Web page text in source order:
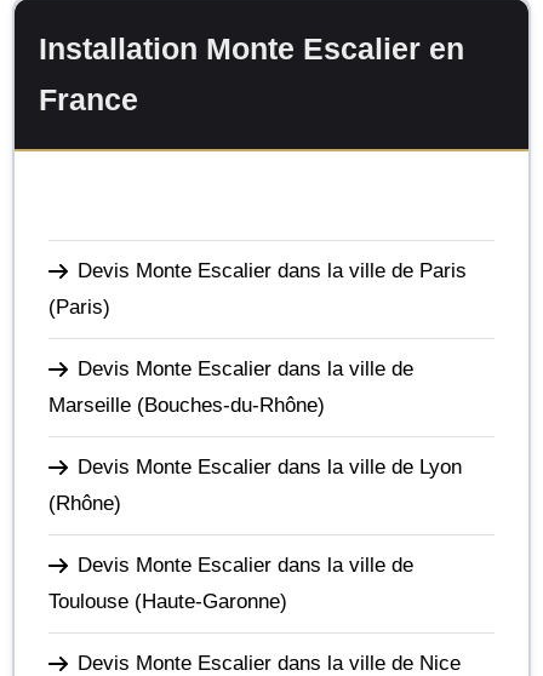
Installation Monte Escalier en
France
Devis Monte Escalier dans la ville de Paris
(Paris)
Devis Monte Escalier dans la ville de
Marseille (Bouches-du-Rhône)
Devis Monte Escalier dans la ville de Lyon
(Rhône)
Devis Monte Escalier dans la ville de
Toulouse (Haute-Garonne)
Devis Monte Escalier dans la ville de Nice